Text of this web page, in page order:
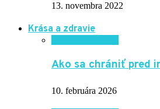
13. novembra 2022
Krása a zdravie
Ako sa chrániť pred
10. februára 2026